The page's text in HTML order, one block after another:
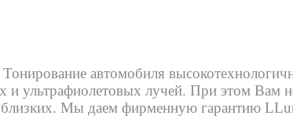
автомобиля
ультрафиолетовых лучей. При этом Вам
Мы даем фирменную гарантию